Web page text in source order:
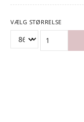
VÆLG STØRRELSE